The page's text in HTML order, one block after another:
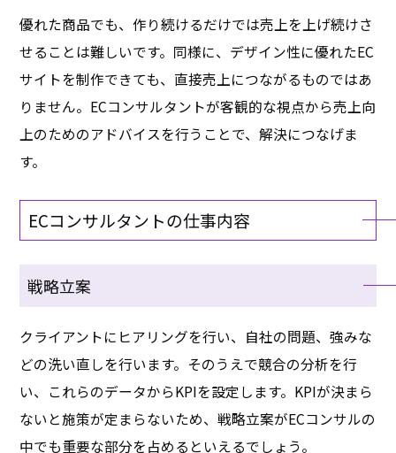
優れた商品でも、作り続けるだけでは売上を上げ続けさ
せることは難しいです。同様に、デザイン性に優れたEC
サイトを制作できても、直接売上につながるものではあ
りません。ECコンサルタントが客観的な視点から売上向
上のためのアドバイスを行うことで、解決につなげま
す。
ECコンサルタントの仕事内容
戦略立案
クライアントにヒアリングを行い、自社の問題、強みな
どの洗い直しを行います。そのうえで競合の分析を行
い、これらのデータからKPIを設定します。KPIが決まら
ないと施策が定まらないため、戦略立案がECコンサルの
中でも重要な部分を占めるといえるでしょう。